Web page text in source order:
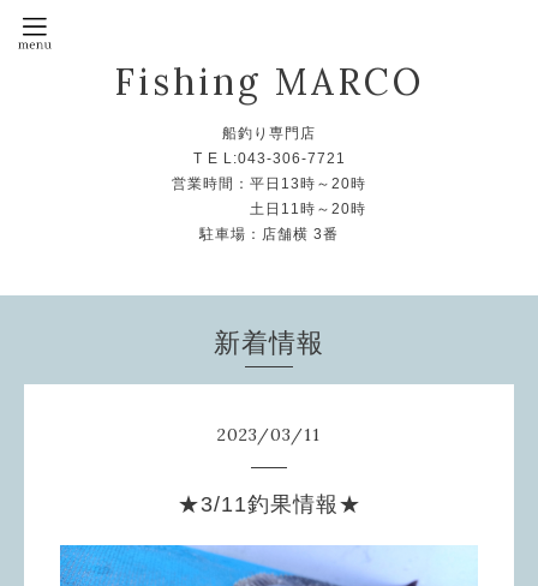
Fishing MARCO
船釣り専門店
T E L:043-306-7721
営業時間：平日13時～20時
土日11時～20時
駐車場：店舗横 3番
新着情報
2023/03/11
★3/11釣果情報★